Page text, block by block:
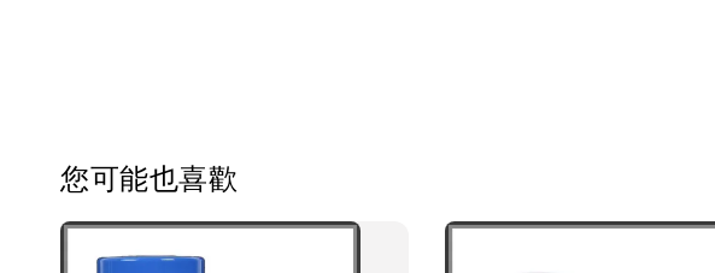
您可能也喜歡